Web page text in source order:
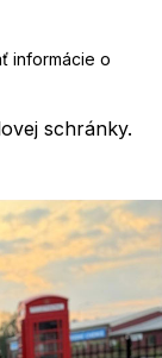
schránky.
informácie o